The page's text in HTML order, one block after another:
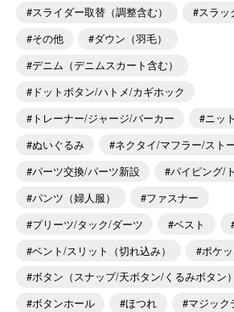
スライダー取替（調整含む）
スラッ
その他
ダウン（羽毛）
デニム（デニムスカート含む）
ドットボタン/ハトメ/カギホック
トレーナー/ジャージ/パーカー
ニッ
ぬいぐるみ
ネクタイ/マフラー/スト
パーツ交換/パーツ新設
パイピング/
パンツ（婦人服）
ファスナー
プリーツ/タック/ダーツ
ベスト
ベント/スリット（切れ込み）
ポケ
ボタン（スナップ/天ボタン/くるみボタン）
ボタンホール
ほつれ
マジック